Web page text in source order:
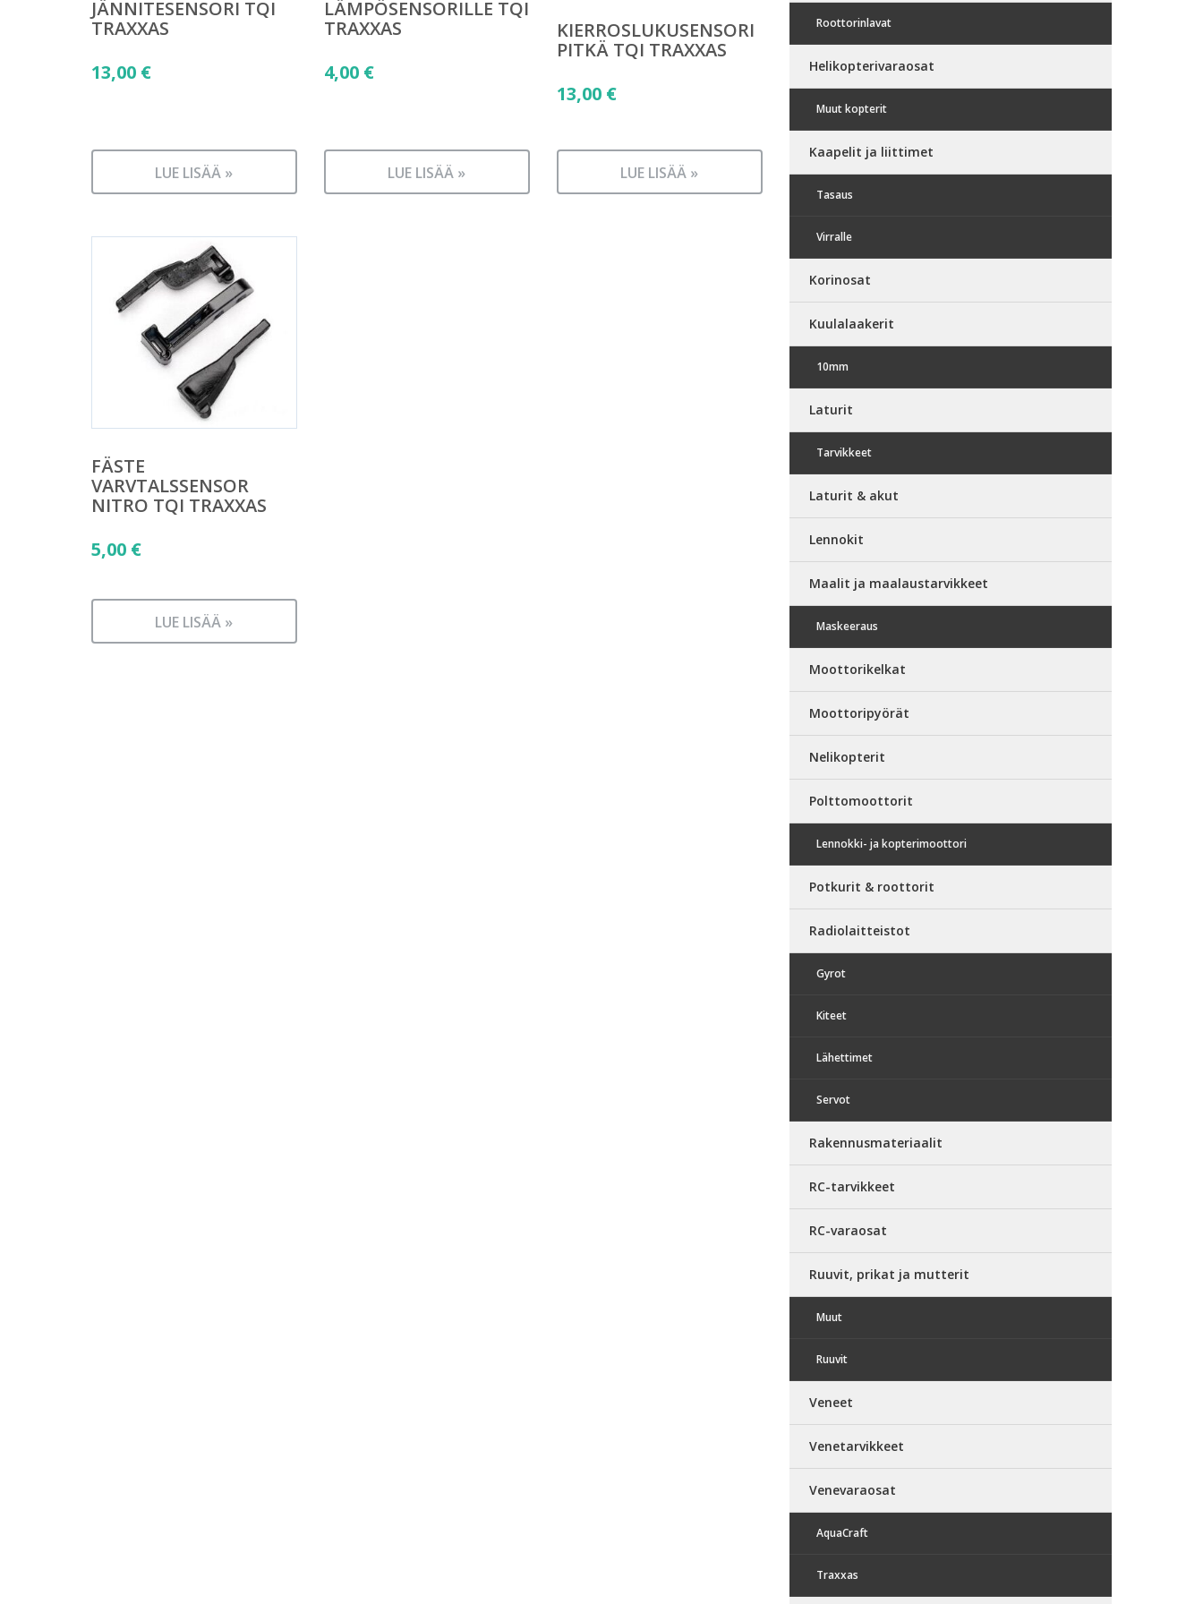
JÄNNITESENSORI TQI
TRAXXAS
13,00 €
LUE LISÄÄ »
LÄMPÖSENSORILLE TQI
TRAXXAS
4,00 €
LUE LISÄÄ »
KIERROSLUKUSENSORI
PITKÄ TQI TRAXXAS
13,00 €
LUE LISÄÄ »
FÄSTE
VARVTALSSENSOR
NITRO TQI TRAXXAS
5,00 €
LUE LISÄÄ »
Roottorinlavat
Helikopterivaraosat
Muut kopterit
Kaapelit ja liittimet
Tasaus
Virralle
Korinosat
Kuulalaakerit
10mm
Laturit
Tarvikkeet
Laturit & akut
Lennokit
Maalit ja maalaustarvikkeet
Maskeeraus
Moottorikelkat
Moottoripyörät
Nelikopterit
Polttomoottorit
Lennokki- ja kopterimoottori
Potkurit & roottorit
Radiolaitteistot
Gyrot
Kiteet
Lähettimet
Servot
Rakennusmateriaalit
RC-tarvikkeet
RC-varaosat
Ruuvit, prikat ja mutterit
Muut
Ruuvit
Veneet
Venetarvikkeet
Venevaraosat
AquaCraft
Traxxas